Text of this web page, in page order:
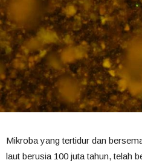
Mikroba yang tertidur dan
laut berusia 100 juta tahun, telah